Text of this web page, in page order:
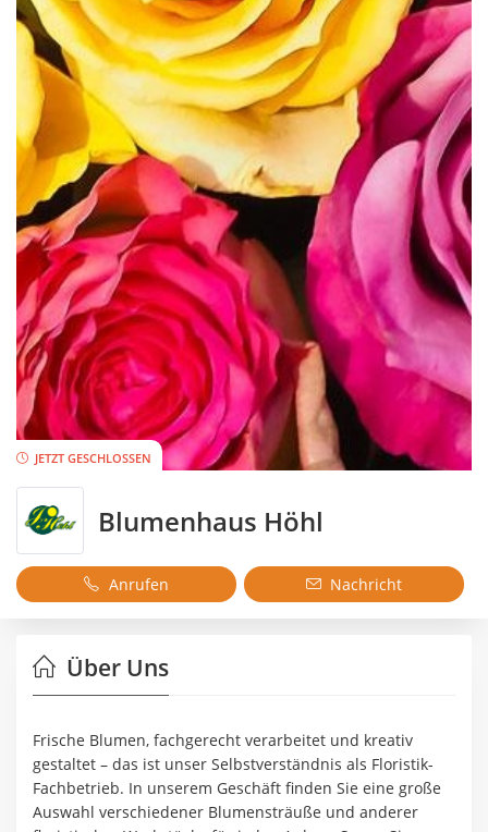
JETZT GESCHLOSSEN
Blumenhaus Höhl
Anrufen Nachricht
Über Uns
Frische Blumen, fachgerecht verarbeitet und kreativ
gestaltet – das ist unser Selbstverständnis als Floristik-
Fachbetrieb. In unserem Geschäft finden Sie eine große
Auswahl verschiedener Blumensträuße und anderer